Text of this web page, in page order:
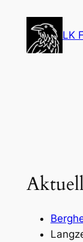
springen
LK